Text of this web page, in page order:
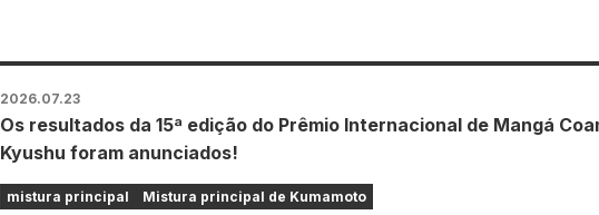
2026.07.23
Os resultados da 15ª edição do Prêmio Internacional de Mangá
Kyushu foram anunciados!
mistura principal Mistura principal de Kumamoto